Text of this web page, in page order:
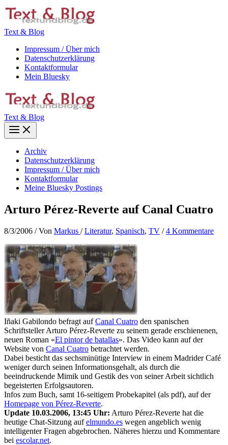
Zum
Inhalt
Text & Blog
Impressum / Über mich
Datenschutzerklärung
Kontaktformular
Mein Bluesky
Text & Blog
Main
Menu
Archiv
Datenschutzerklärung
Impressum / Über mich
Kontaktformular
Meine Bluesky Postings
Arturo Pérez-Reverte auf Canal Cuatro
8/3/2006 / Von Markus /Literatur, Spanisch, TV /4 Kommentare
Iñaki Gabilondo befragt aufCanal Cuatro den spanischen
Schriftsteller Arturo Pérez-Reverte zu seinem gerade erschienenen,
neuen Roman «El pintor de batallas». Das Video kann auf der
Website von Canal Cuatro betrachtet werden.
Dabei besticht das sechsminütige Interview in einem Madrider Café
weniger durch seinen Informationsgehalt, als durch die
beeindruckende Mimik und Gestik des von seiner Arbeit sichtlich
begeisterten Erfolgsautoren.
Infos zum Buch, samt 16-seitigem Probekapitel (als pdf), auf der
Homepage von Pérez-Reverte.
Update 10.03.2006, 13:45 Uhr: Arturo Pérez-Reverte hat die
heutige Chat-Sitzung aufelmundo.es wegen angeblich wenig
intelligenter Fragen abgebrochen. Näheres hierzu und Kommentare
bei escolar.net.